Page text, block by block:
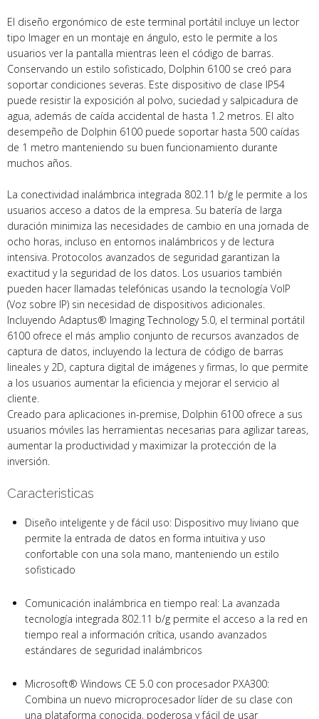
El diseño ergonómico de este terminal portátil incluye un lector
tipo Imager en un montaje en ángulo, esto le permite a los
usuarios ver la pantalla mientras leen el código de barras.
Conservando un estilo sofisticado, Dolphin 6100 se creó para
soportar condiciones severas. Este dispositivo de clase IP54
puede resistir la exposición al polvo, suciedad y salpicadura de
agua, además de caída accidental de hasta 1.2 metros. El alto
desempeño de Dolphin 6100 puede soportar hasta 500 caídas
de 1 metro manteniendo su buen funcionamiento durante
muchos años.
La conectividad inalámbrica integrada 802.11 b/g le permite a los
usuarios acceso a datos de la empresa. Su batería de larga
duración minimiza las necesidades de cambio en una jornada de
ocho horas, incluso en entornos inalámbricos y de lectura
intensiva. Protocolos avanzados de seguridad garantizan la
exactitud y la seguridad de los datos. Los usuarios también
pueden hacer llamadas telefónicas usando la tecnología VoIP
(Voz sobre IP) sin necesidad de dispositivos adicionales.
Incluyendo Adaptus® Imaging Technology 5.0, el terminal portátil
6100 ofrece el más amplio conjunto de recursos avanzados de
captura de datos, incluyendo la lectura de código de barras
lineales y 2D, captura digital de imágenes y firmas, lo que permite
a los usuarios aumentar la eficiencia y mejorar el servicio al
cliente.
Creado para aplicaciones in-premise, Dolphin 6100 ofrece a sus
usuarios móviles las herramientas necesarias para agilizar tareas,
aumentar la productividad y maximizar la protección de la
inversión.
Caracteristicas
Diseño inteligente y de fácil uso: Dispositivo muy liviano que
permite la entrada de datos en forma intuitiva y uso
confortable con una sola mano, manteniendo un estilo
sofisticado
Comunicación inalámbrica en tiempo real: La avanzada
tecnología integrada 802.11 b/g permite el acceso a la red en
tiempo real a información crítica, usando avanzados
estándares de seguridad inalámbricos
Microsoft® Windows CE 5.0 con procesador PXA300:
Combina un nuevo microprocesador líder de su clase con
una plataforma conocida, poderosa y fácil de usar